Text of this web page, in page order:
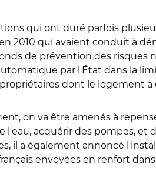
qui ont duré parfois
2010 qui avaient conduit à
de prévention des risques
par l'État dans la
dont le logement
on va être amenés à
l'eau, acquérir des pompes,
il a également annoncé
envoyées en renfort